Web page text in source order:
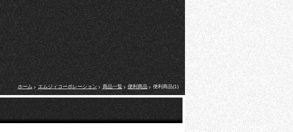
ホーム エムジィコーポレーション 商品一覧 便利商品 便利商品(1)